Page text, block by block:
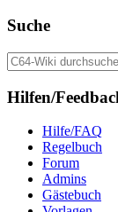
Suche
Hilfen/
Hilfe/FAQ
Regelbuch
Forum
Admins
Gästebuch